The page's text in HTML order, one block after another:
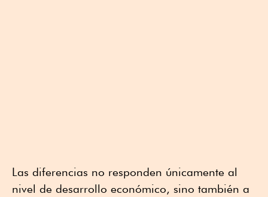
Las diferencias no responden únicamente al
nivel de desarrollo económico, sino también a